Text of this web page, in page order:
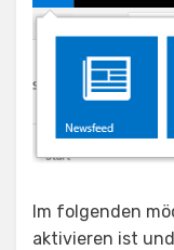
Im folgenden
aktivieren ist